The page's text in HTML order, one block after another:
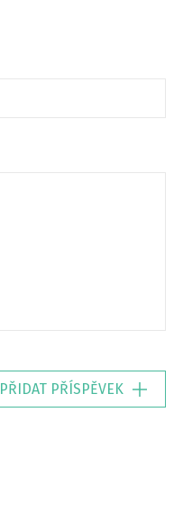
PŘIDAT PŘÍSPĚVEK